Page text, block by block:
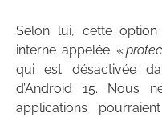
Selon lui, cette
interne appelée «
qui est désactivée
d’Android 15. Nous
applications